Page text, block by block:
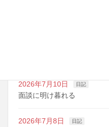
2026年7月10日 日記
面談に明け暮れる
2026年7月8日 日記